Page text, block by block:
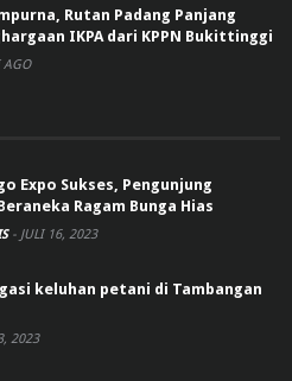
Rutan Padang Panjang
IKPA dari KPPN Bukittinggi
AGO
Expo Sukses, Pengunjung
Ragam Bunga Hias
- JULI 16, 2023
keluhan petani di Tambangan
2023